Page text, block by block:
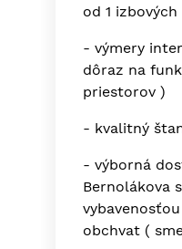
od 1
- výmery
dôraz na
priestorov )
- kvalitný
- výborná
Bernolákova
obchvat (